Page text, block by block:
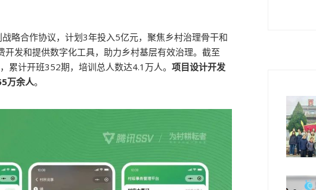
略合作协议，计划3年投入5亿元，聚焦乡村治理骨干和
发和提供数字化工具，助力乡村基层有效治理。截至
计开班352期，培训总人数达4.1万人。 项目设计开发
万余人。